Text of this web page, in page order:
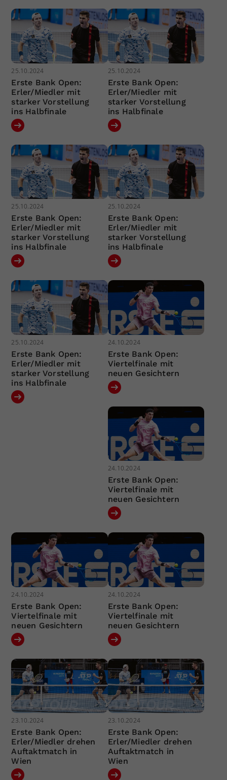
25.10.2024
Erste Bank Open:
Erler/Miedler mit
starker Vorstellung
ins Halbfinale
25.10.2024
Erste Bank Open:
Erler/Miedler mit
starker Vorstellung
ins Halbfinale
25.10.2024
Erste Bank Open:
Erler/Miedler mit
starker Vorstellung
ins Halbfinale
25.10.2024
Erste Bank Open:
Erler/Miedler mit
starker Vorstellung
ins Halbfinale
25.10.2024
Erste Bank Open:
Erler/Miedler mit
starker Vorstellung
ins Halbfinale
24.10.2024
Erste Bank Open:
Viertelfinale mit
neuen Gesichtern
24.10.2024
Erste Bank Open:
Viertelfinale mit
neuen Gesichtern
24.10.2024
Erste Bank Open:
Viertelfinale mit
neuen Gesichtern
24.10.2024
Erste Bank Open:
Viertelfinale mit
neuen Gesichtern
23.10.2024
Erste Bank Open:
Erler/Miedler drehen
Auftaktmatch in
Wien
23.10.2024
Erste Bank Open:
Erler/Miedler drehen
Auftaktmatch in
Wien